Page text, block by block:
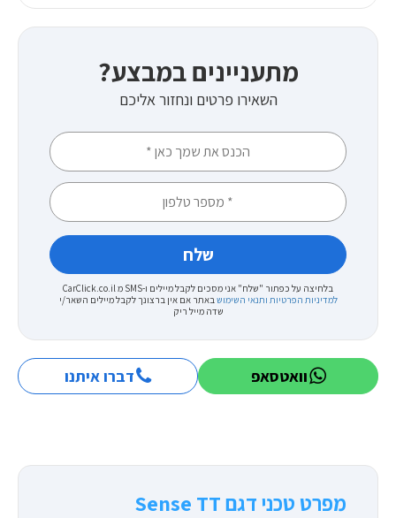
מתעניינים במבצע?
השאירו פרטים ונחזור אליכם
בלחיצה על כפתור "שלח" אני מסכים לקבל מיילים ו-SMS מ CarClick.co.il
למדיניות הפרטיות ותנאי השימושבאתר אם אין ברצונך לקבל מיילים השאר/י
שדה מייל ריק
וואטסאפ דברו איתנו
מפרט טכני דגם Sense TT